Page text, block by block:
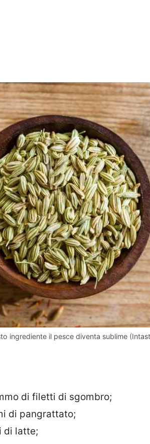
ingrediente il pesce diventa sublime
di filetti di sgombro;
di pangrattato;
di latte;